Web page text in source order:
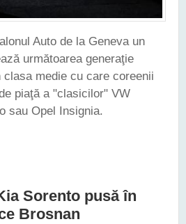
Auto de la Geneva un
următoarea generaţie
medie cu care coreenii
piaţă a "clasicilor" VW
sau Opel Insignia.
Sorento pusă în
Brosnan